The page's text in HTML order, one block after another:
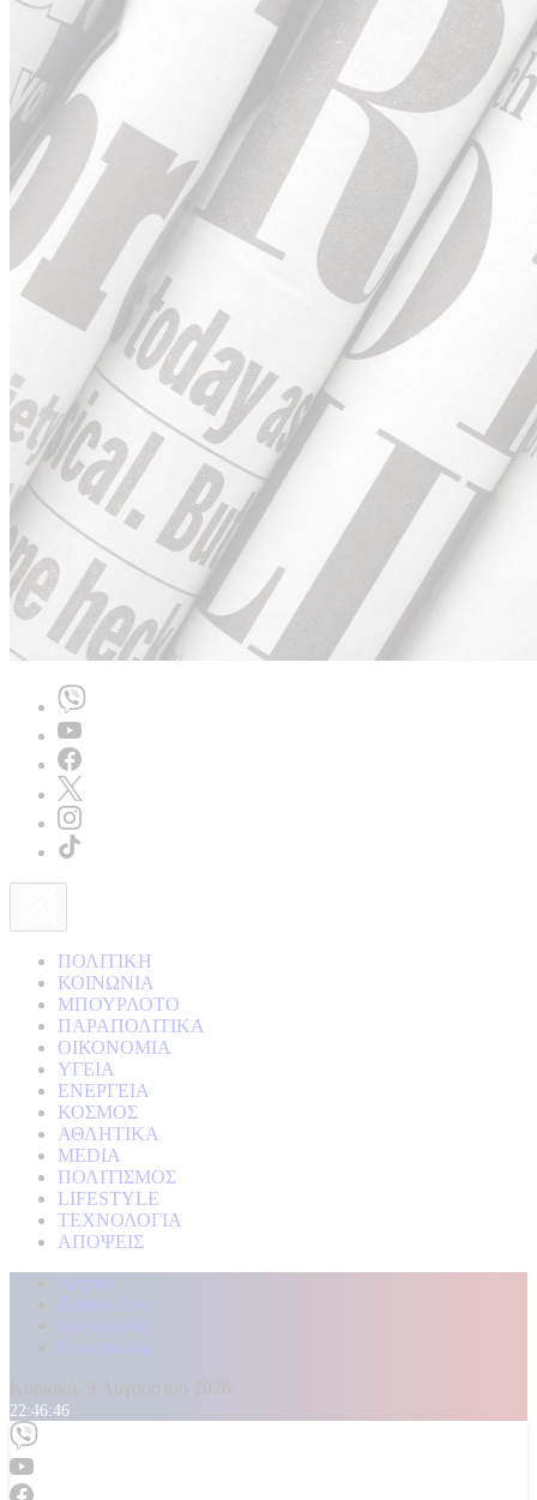
ΠΟΛΙΤΙΚΗ
ΚΟΙΝΩΝΙΑ
ΜΠΟΥΡΛΟΤΟ
ΠΑΡΑΠΟΛΙΤΙΚΑ
ΟΙΚΟΝΟΜΙΑ
ΥΓΕΙΑ
ΕΝΕΡΓΕΙΑ
ΚΟΣΜΟΣ
ΑΘΛΗΤΙΚΑ
MEDIA
ΠΟΛΙΤΙΣΜΟΣ
LIFESTYLE
ΤΕΧΝΟΛΟΓΙΑ
ΑΠΟΨΕΙΣ
Αρχική
Kontra Live
Καταγγελίες
Επικοινωνία
22:46:47